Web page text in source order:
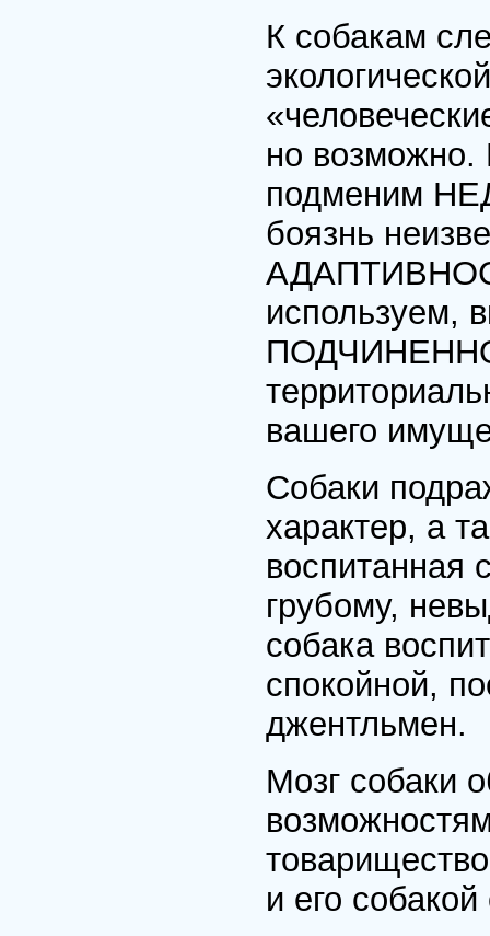
К собакам
но возможно.
подменим
боязнь
используем,
вашего
Собаки
характер, а
воспитанная
грубому,
собака
спокойной,
джентльмен.
Мозг собаки
и его